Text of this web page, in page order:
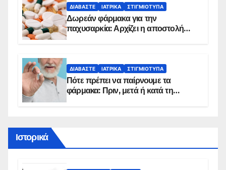
ΔΙΑΒΆΣΤΕ ΙΑΤΡΙΚΆ ΣΤΙΓΜΙΌΤΥΠΑ
Δωρεάν φάρμακα για την
παχυσαρκία: Αρχίζει η αποστολή
ΔΙΑΒΆΣΤΕ ΙΑΤΡΙΚΆ ΣΤΙΓΜΙΌΤΥΠΑ
Πότε πρέπει να παίρνουμε τα
φάρμακα: Πριν, μετά ή κατά τη
Ιστορικά